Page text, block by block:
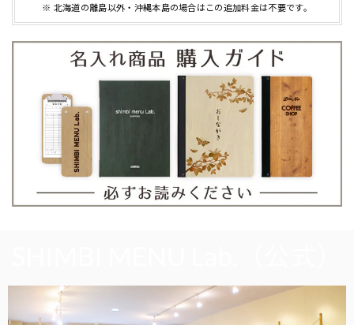
※ 北海道の離島以外・沖縄本島の場合はこの追加料金は不要です。